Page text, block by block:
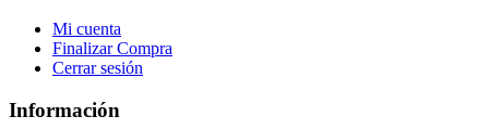
Mi cuenta
Finalizar Compra
Cerrar sesión
Información